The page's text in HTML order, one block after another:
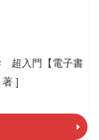
超入門【電子書
]